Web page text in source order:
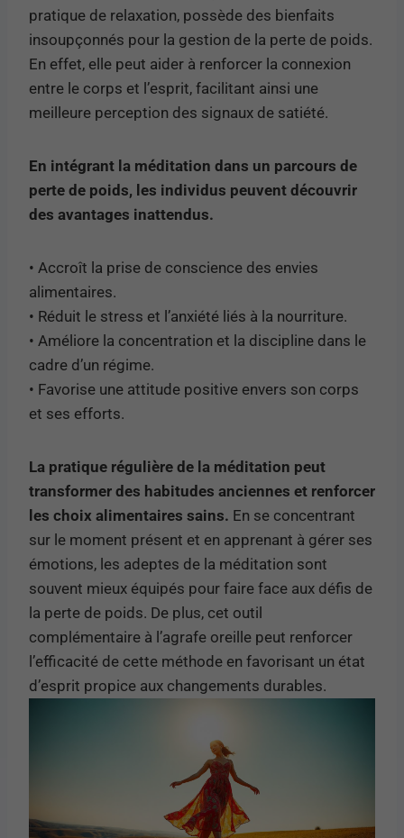
pratique de relaxation, possède des bienfaits
insoupçonnés pour la gestion de la perte de poids.
En effet, elle peut aider à renforcer la connexion
entre le corps et l’esprit, facilitant ainsi une
meilleure perception des signaux de satiété.
En intégrant la méditation dans un parcours de
perte de poids, les individus peuvent découvrir
des avantages inattendus.
• Accroît la prise de conscience des envies
alimentaires.
• Réduit le stress et l’anxiété liés à la nourriture.
• Améliore la concentration et la discipline dans le
cadre d’un régime.
• Favorise une attitude positive envers son corps
et ses efforts.
La pratique régulière de la méditation peut
transformer des habitudes anciennes et renforcer
les choix alimentaires sains. En se concentrant
sur le moment présent et en apprenant à gérer ses
émotions, les adeptes de la méditation sont
souvent mieux équipés pour faire face aux défis de
la perte de poids. De plus, cet outil
complémentaire à l’agrafe oreille peut renforcer
l’efficacité de cette méthode en favorisant un état
d’esprit propice aux changements durables.